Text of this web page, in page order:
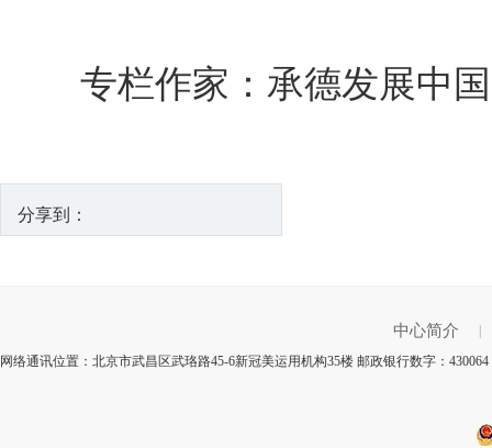
专栏作家：承德发展中
分享到：
中心简介
网络通讯位置：北京市武昌区武珞路45-6新冠美运用机构35楼 邮政银行数字：